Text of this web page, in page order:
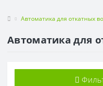
Автоматика для откатных
Автоматика для